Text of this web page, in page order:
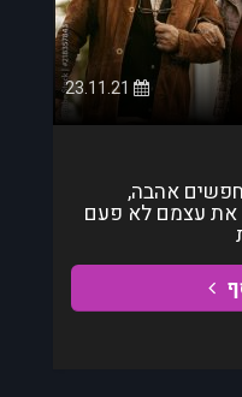
23.11.21
המחפשים אהבה,
את עצמם לא פעם